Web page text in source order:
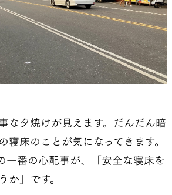
な夕焼けが見えます。だんだん暗
寝床のことが気になってきます。
一番の心配事が、「安全な寝床を
か」です。